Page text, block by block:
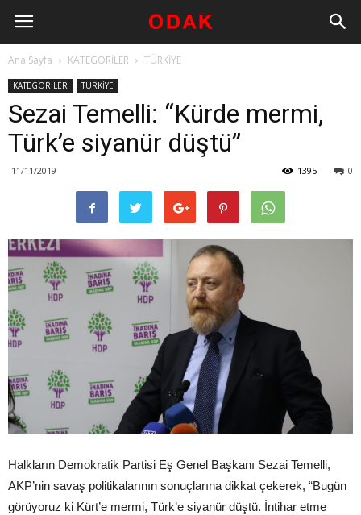
Ana Sayfa KATEGORİLER TÜRKİYE
KATEGORİLER TÜRKİYE
Sezai Temelli: “Kürde mermi,
Türk’e siyanür düştü”
11/11/2019 0
1395
Halkların Demokratik Partisi Eş Genel Başkanı Sezai Temelli,
AKP’nin savaş politikalarının sonuçlarına dikkat çekerek, “Bugün
görüyoruz ki Kürt’e mermi, Türk’e siyanür düştü. İntihar etme